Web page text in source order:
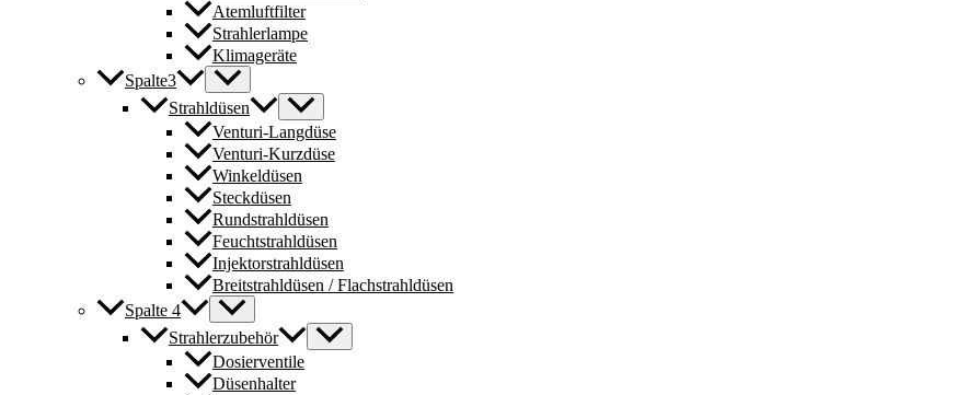
Atemluftfilter
Strahlerlampe
Klimageräte
Spalte3
Strahldüsen
Venturi-Langdüse
Venturi-Kurzdüse
Winkeldüsen
Steckdüsen
Rundstrahldüsen
Feuchtstrahldüsen
Injektorstrahldüsen
Breitstrahldüsen / Flachstrahldüsen
Spalte 4
Strahlerzubehör
Dosierventile
Düsenhalter